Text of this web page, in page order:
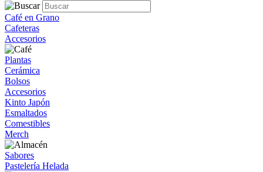
Café en Grano
Cafeteras
Accesorios
Plantas
Cerámica
Bolsos
Accesorios
Kinto Japón
Esmaltados
Comestibles
Merch
Sabores
Pastelería Helada